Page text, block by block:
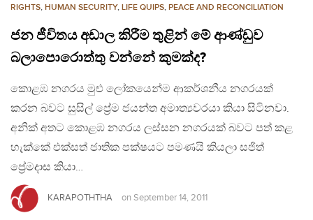
RIGHTS, HUMAN SECURITY, LIFE QUIPS, PEACE AND RECONCILIATION
ජන ජීවිතය අඩාල කිරීම තුළින් මේ ආණ්ඩුව
බලාපොරොත්තු වන්නේ කුමක්ද?
කොළඹ නගරය මුළු ලෝකයෙන්ම ආකර්ශනීය නගරයක්
කරන බවට සුසිල් ප්‍රේම ජයන්ත අමාත්‍යවරයා කියා සිටිනවා.
අනික් අතට කොළඹ නගරය ලස්සන නගරයක් බවට පත් කළ
හැක්කේ එක්සත් ජාතික පක්ෂයට පමණයි කියලා සජිත්
ප්‍රේමදාස කියා…
KARAPOTHTHA on September 14, 2011